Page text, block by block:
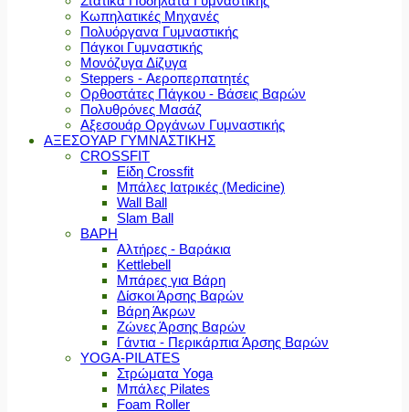
Κωπηλατικές Μηχανές
Πολυόργανα Γυμναστικής
Πάγκοι Γυμναστικής
Μονόζυγα Δίζυγα
Steppers - Αεροπερπατητές
Ορθοστάτες Πάγκου - Βάσεις Βαρών
Πολυθρόνες Μασάζ
Αξεσουάρ Οργάνων Γυμναστικής
ΑΞΕΣΟΥΑΡ ΓΥΜΝΑΣΤΙΚΗΣ
CROSSFIT
Είδη Crossfit
Μπάλες Ιατρικές (Medicine)
Wall Ball
Slam Ball
ΒΑΡΗ
Αλτήρες - Βαράκια
Kettlebell
Μπάρες για Βάρη
Δίσκοι Άρσης Βαρών
Βάρη Άκρων
Ζώνες Άρσης Βαρών
Γάντια - Περικάρπια Άρσης Βαρών
YOGA-PILATES
Στρώματα Yoga
Μπάλες Pilates
Foam Roller